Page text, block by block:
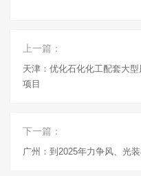
上一篇：
天津：优化石化化工配套大
项目
下一篇：
广州：到2025年力争风、光